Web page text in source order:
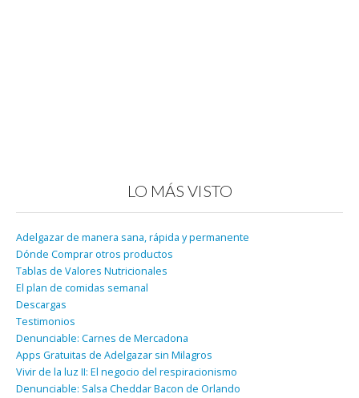
LO MÁS VISTO
Adelgazar de manera sana, rápida y permanente
Dónde Comprar otros productos
Tablas de Valores Nutricionales
El plan de comidas semanal
Descargas
Testimonios
Denunciable: Carnes de Mercadona
Apps Gratuitas de Adelgazar sin Milagros
Vivir de la luz II: El negocio del respiracionismo
Denunciable: Salsa Cheddar Bacon de Orlando